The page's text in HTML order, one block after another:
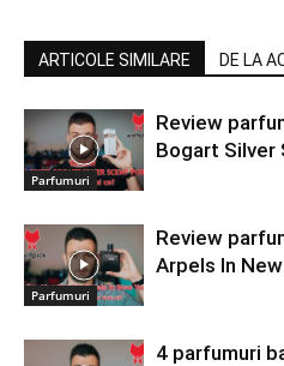
ARTICOLE SIMILARE DE LA
Parfumuri
Review
Bogart Silver
Parfumuri
Review
Arpels In
4 parfumuri